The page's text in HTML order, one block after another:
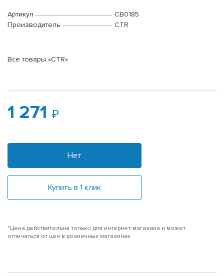
Артикул
CB0185
Производитель
CTR
Все товары «CTR»
1 271
Нет
Купить в 1 клик
*Цена действительна только для интернет-магазина и может
отличаться от цен в розничных магазинах